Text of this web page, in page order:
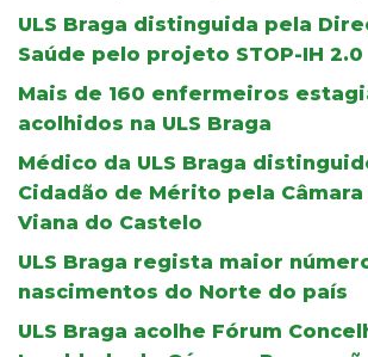
ULS Braga distinguida pela
Saúde pelo projeto STOP-IH 2.0
Mais de 160 enfermeiros
acolhidos na ULS Braga
Médico da ULS Braga
Cidadão de Mérito pela
Viana do Castelo
ULS Braga regista maior
nascimentos do Norte do país
ULS Braga acolhe Fórum